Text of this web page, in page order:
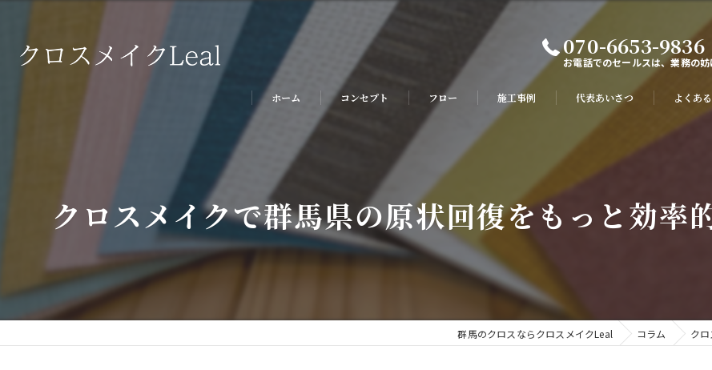
070-6653-9836
お電話でのセールスは、業務の
ホーム コンセプト フロー 施工事例 代表あいさつ よくあ
クロスメイクで群馬県の原状回復をもっと効率
群馬のクロスならクロスメイクLeal コラム ク